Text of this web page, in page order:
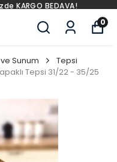
0
Sunum
Tepsi
Tepsi 31/22 - 35/25